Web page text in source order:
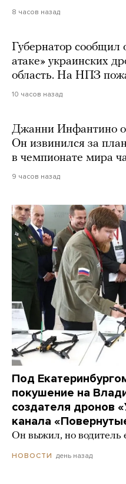
8 часов назад
Губернатор сообщил
атаке» украинских
область. На НПЗ
10 часов назад
Джанни Инфантино
Он извинился за
в чемпионате мира
9 часов назад
Под
покушение на
создателя дронов
канала
Он выжил, но водитель
НОВОСТИ день назад